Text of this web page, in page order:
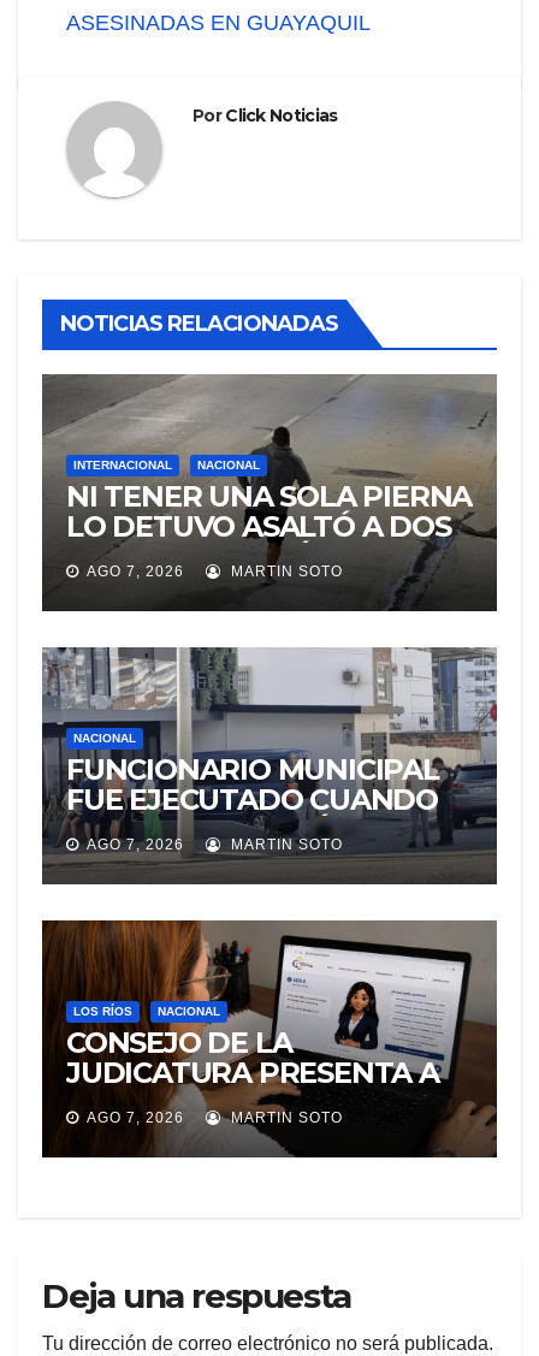
ASESINADAS EN GUAYAQUIL
PorClick Noticias
NOTICIAS RELACIONADAS
INTERNACIONAL NACIONAL
NI TENER UNA SOLA PIERNA
LO DETUVO ASALTÓ A DOS
MUJERES Y HUYÓ
BRINCANDO.
AGO 7, 2026 MARTIN SOTO
NACIONAL
FUNCIONARIO MUNICIPAL
FUE EJECUTADO CUANDO
IBA A UNA REUNIÓN DE
TRABAJO EN MANTA
AGO 7, 2026 MARTIN SOTO
LOS RÍOS NACIONAL
CONSEJO DE LA
JUDICATURA PRESENTA A
«Adila», LA ASISTENTE
VIRTUAL QUE ORIENTA A LA
CIUDADANÍA SOBRE
AGO 7, 2026 MARTIN SOTO
Deja una respuesta
Tu dirección de correo electrónico no será publicada.